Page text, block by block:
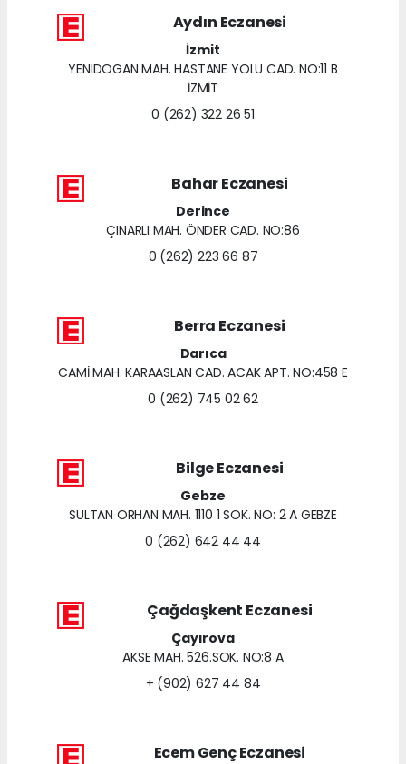
Aydın Eczanesi
İzmit
YENIDOGAN MAH. HASTANE YOLU CAD. NO:11 B
İZMİT
0 (262) 322 26 51
Bahar Eczanesi
Derince
ÇINARLI MAH. ÖNDER CAD. NO:86
0 (262) 223 66 87
Berra Eczanesi
Darıca
CAMİ MAH. KARAASLAN CAD. ACAK APT. NO:458 E
0 (262) 745 02 62
Bilge Eczanesi
Gebze
SULTAN ORHAN MAH. 1110 1 SOK. NO: 2 A GEBZE
0 (262) 642 44 44
Çağdaşkent Eczanesi
Çayırova
AKSE MAH. 526.SOK. NO:8 A
+ (902) 627 44 84
Ecem Genç Eczanesi